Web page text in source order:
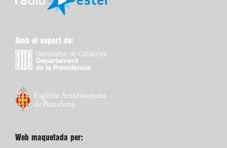
Amb el suport de:
Web maquetada per: